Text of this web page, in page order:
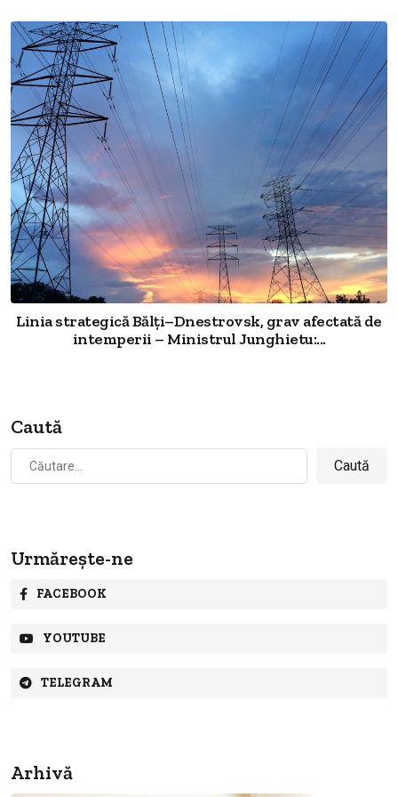
Linia strategică Bălți–Dnestrovsk, grav afectată de
intemperii – Ministrul Junghietu:...
Caută
Caută
după:
Urmărește-ne
FACEBOOK
YOUTUBE
TELEGRAM
Arhivă